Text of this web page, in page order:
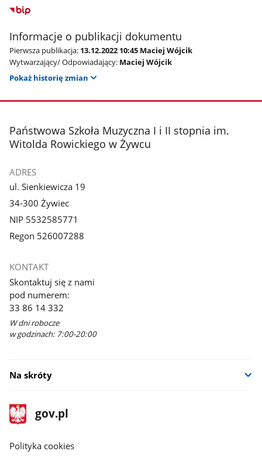
Informacje o publikacji dokumentu
Pierwsza publikacja: 13.12.2022 10:45 Maciej Wójcik
Wytwarzający/ Odpowiadający: Maciej Wójcik
Pokaż historię zmian
stopka
Państwowa Szkoła Muzyczna I i II stopnia im.
Witolda Rowickiego w Żywcu
ADRES
ul. Sienkiewicza 19
34-300 Żywiec
NIP 5532585771
Regon 526007288
KONTAKT
Skontaktuj się z nami
pod numerem:
33 86 14 332
W dni robocze
w godzinach: 7:00-20:00
Na skróty
stopka
gov.pl
Strona
gov.pl
gov.pl
Polityka cookies